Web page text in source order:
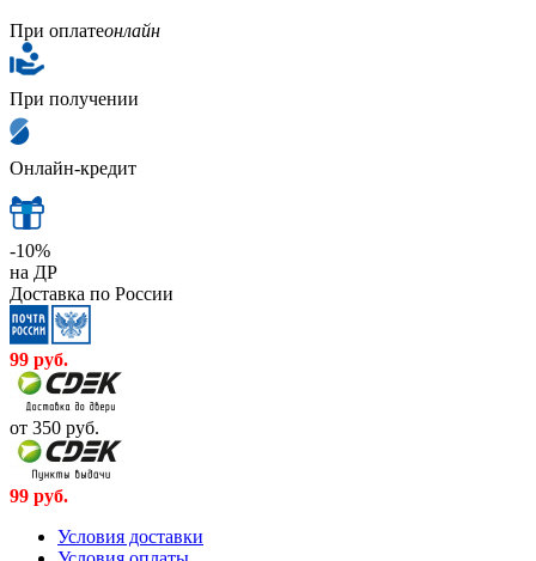
При оплатеонлайн
При получении
Онлайн-кредит
-10%
на ДР
Доставка по России
99 руб.
от 350 руб.
99 руб.
Условия доставки